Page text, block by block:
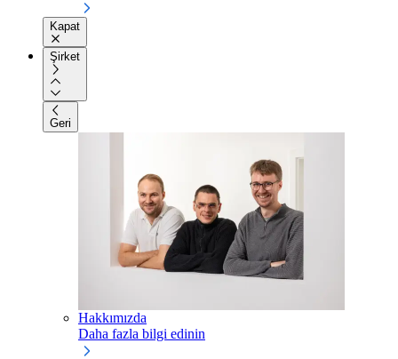
Kapat
Şirket
Geri
Hakkımızda
Daha fazla bilgi edinin